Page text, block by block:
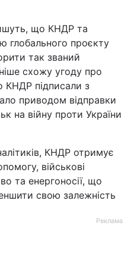
що КНДР та
глобального проєкту
так званий
схожу угоду про
КНДР підписали з
приводом відправки
на війну проти України
КНДР отримує
військові
та енергоносії, що
свою залежність
Реклама